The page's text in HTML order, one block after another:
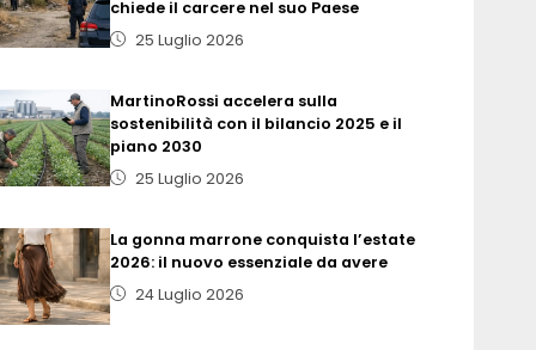
chiede il carcere nel suo Paese
25 Luglio 2026
MartinoRossi accelera sulla
sostenibilità con il bilancio 2025 e il
piano 2030
25 Luglio 2026
La gonna marrone conquista l’estate
2026: il nuovo essenziale da avere
24 Luglio 2026